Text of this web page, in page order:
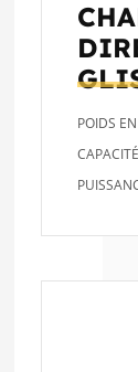
POIDS